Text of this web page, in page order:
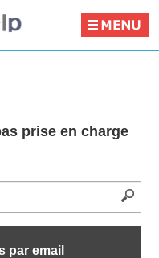
prise en charge
par email